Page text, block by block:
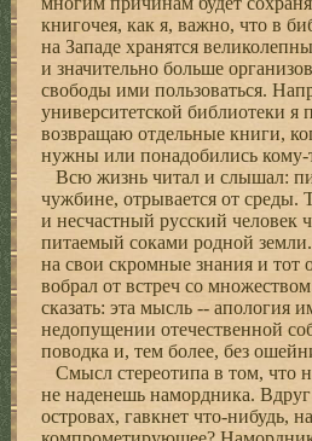
книгочея, как я, важно, что в
на Западе хранятся
и значительно больше
свободы ими пользоваться.
университетской библиотеки я
возвращаю отдельные книги,
нужны или понадобились кому-
Всю жизнь читал и слышал:
чужбине, отрывается от среды.
и несчастный русский человек
питаемый соками родной земли.
на свои скромные знания и тот
вобрал от встреч со
сказать: эта мысль -- апология
недопущении отечественной
поводка и, тем более, без
Смысл стереотипа в том, что
не наденешь намордника.
островах, гавкнет что-нибудь,